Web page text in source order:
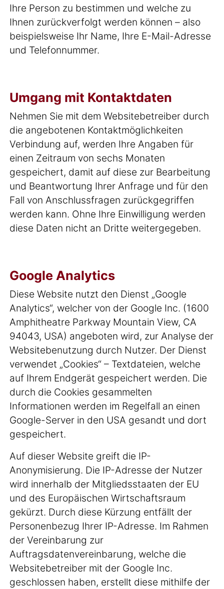
Ihre Person zu bestimmen und welche zu
Ihnen zurückverfolgt werden können – also
beispielsweise Ihr Name, Ihre E-Mail-Adresse
und Telefonnummer.
Umgang mit Kontaktdaten
Nehmen Sie mit dem Websitebetreiber durch
die angebotenen Kontaktmöglichkeiten
Verbindung auf, werden Ihre Angaben für
einen Zeitraum von sechs Monaten
gespeichert, damit auf diese zur Bearbeitung
und Beantwortung Ihrer Anfrage und für den
Fall von Anschlussfragen zurückgegriffen
werden kann. Ohne Ihre Einwilligung werden
diese Daten nicht an Dritte weitergegeben.
Google Analytics
Diese Website nutzt den Dienst „Google
Analytics“, welcher von der Google Inc. (1600
Amphitheatre Parkway Mountain View, CA
94043, USA) angeboten wird, zur Analyse der
Websitebenutzung durch Nutzer. Der Dienst
verwendet „Cookies“ – Textdateien, welche
auf Ihrem Endgerät gespeichert werden. Die
durch die Cookies gesammelten
Informationen werden im Regelfall an einen
Google-Server in den USA gesandt und dort
gespeichert.
Auf dieser Website greift die IP-
Anonymisierung. Die IP-Adresse der Nutzer
wird innerhalb der Mitgliedsstaaten der EU
und des Europäischen Wirtschaftsraum
gekürzt. Durch diese Kürzung entfällt der
Personenbezug Ihrer IP-Adresse. Im Rahmen
der Vereinbarung zur
Auftragsdatenvereinbarung, welche die
Websitebetreiber mit der Google Inc.
geschlossen haben, erstellt diese mithilfe der